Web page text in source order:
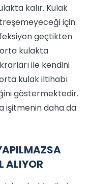
kalır. Kulak
için
geçtikten
orta kulakta
ile kendini
kulak iltihabı
göstermektedir.
işitmenin daha da
ALIYOR